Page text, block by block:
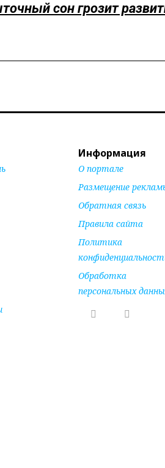
сон грозит
Информация
О портале
Размещение
Обратная связь
Правила сайта
Политика
Обработка
персональных